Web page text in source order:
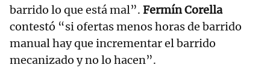
barrido lo que está mal”. Fermín Corella
contestó “si ofertas menos horas de barrido
manual hay que incrementar el barrido
mecanizado y no lo hacen”.